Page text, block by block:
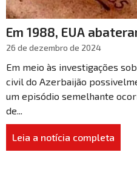
Em 1988, EUA
26 de dezembro de 2024
Em meio às investigações
civil do Azerbaijão
um episódio semelhante
de...
Leia a notícia completa